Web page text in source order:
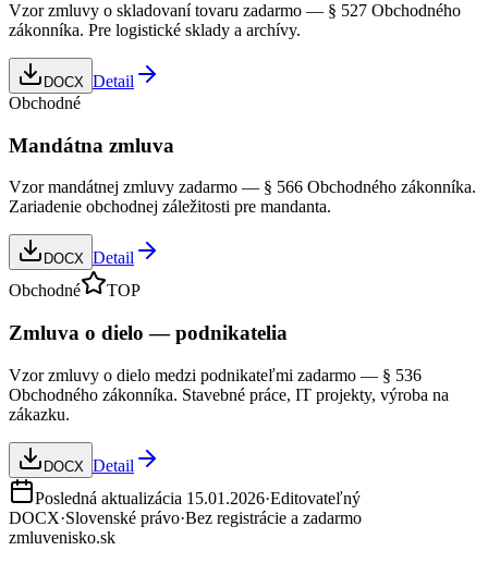
Vzor zmluvy o skladovaní tovaru zadarmo — § 527 Obchodného
zákonníka. Pre logistické sklady a archívy.
DOCX Detail
Obchodné
Mandátna zmluva
Vzor mandátnej zmluvy zadarmo — § 566 Obchodného zákonníka.
Zariadenie obchodnej záležitosti pre mandanta.
DOCX Detail
Obchodné
TOP
Zmluva o dielo — podnikatelia
Vzor zmluvy o dielo medzi podnikateľmi zadarmo — § 536
Obchodného zákonníka. Stavebné práce, IT projekty, výroba na
zákazku.
DOCX Detail
Posledná aktualizácia 15.01.2026·Editovateľný
DOCX·Slovenské právo·Bez registrácie a zadarmo
zmluvenisko.sk